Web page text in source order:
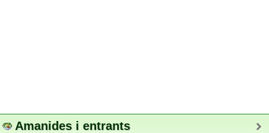
Amanides i entrants